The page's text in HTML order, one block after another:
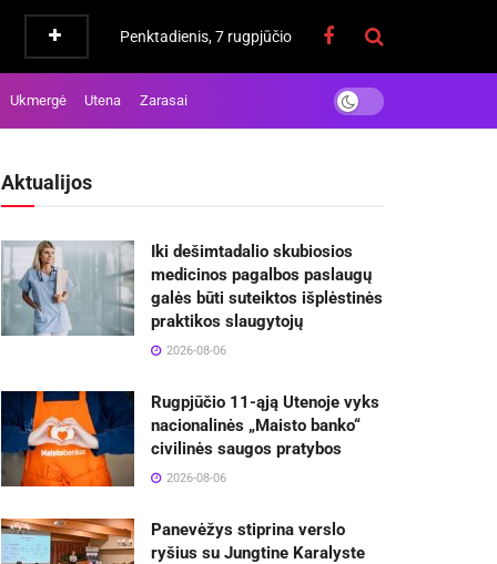
Penktadienis, 7 rugpjūčio
Ukmergė Utena Zarasai
Aktualijos
Iki dešimtadalio skubiosios
medicinos pagalbos paslaugų
galės būti suteiktos išplėstinės
praktikos slaugytojų
2026-08-06
Rugpjūčio 11-ąją Utenoje vyks
nacionalinės „Maisto banko“
civilinės saugos pratybos
2026-08-06
Panevėžys stiprina verslo
ryšius su Jungtine Karalyste